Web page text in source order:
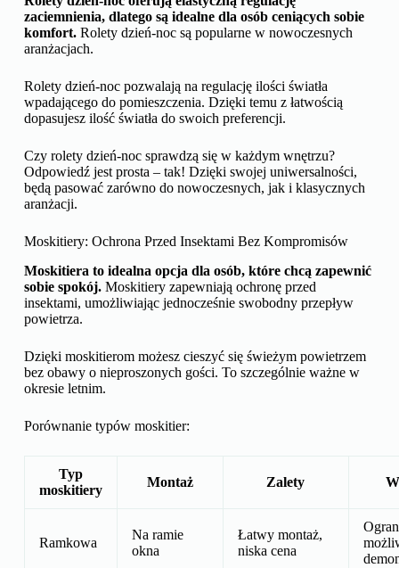
zaciemnienia, dlatego są idealne dla osób ceniących sobie
komfort.Rolety dzień-noc są popularne w nowoczesnych
aranżacjach.
Rolety dzień-noc pozwalają na regulację ilości światła
wpadającego do pomieszczenia. Dzięki temu z łatwością
dopasujesz ilość światła do swoich preferencji.
Czy rolety dzień-noc sprawdzą się w każdym wnętrzu?
Odpowiedź jest prosta – tak! Dzięki swojej uniwersalności,
będą pasować zarówno do nowoczesnych, jak i klasycznych
aranżacji.
Moskitiery: Ochrona Przed Insektami Bez Kompromisów
Moskitiera to idealna opcja dla osób, które chcą zapewnić
sobie spokój.Moskitiery zapewniają ochronę przed
insektami, umożliwiając jednocześnie swobodny przepływ
powietrza.
Dzięki moskitierom możesz cieszyć się świeżym powietrzem
bez obawy o nieproszonych gości. To szczególnie ważne w
okresie letnim.
Porównanie typów moskitier:
Typ
moskitiery
Montaż Zalety
Ramkowa
Na ramie
okna
Łatwy montaż,
niska cena